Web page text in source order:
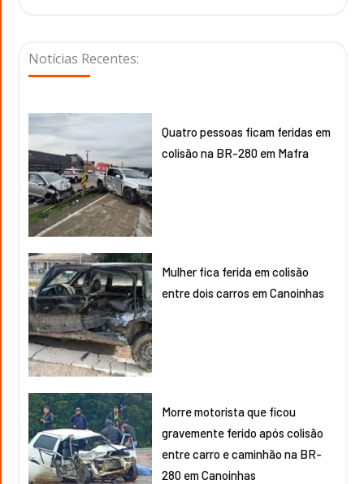
Notícias Recentes:
Quatro pessoas ficam feridas em
colisão na BR-280 em Mafra
Mulher fica ferida em colisão
entre dois carros em Canoinhas
Morre motorista que ficou
gravemente ferido após colisão
entre carro e caminhão na BR-
280 em Canoinhas